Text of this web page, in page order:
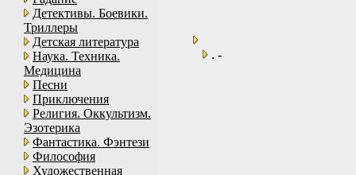
Детективы. Боевики.
Триллеры
Детская литература
Наука. Техника.
Медицина
Песни
Приключения
Религия. Оккультизм.
Эзотерика
Фантастика. Фэнтези
Философия
Художественная
. -